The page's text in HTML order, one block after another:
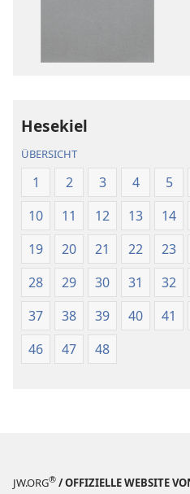
Hesekiel
ÜBERSICHT
1 2 3 4 5
10
11 12 13 14
19
20 21 22 23
28
29 30 31 32
37
38 39 40 41
46
47 48
JW.ORG® / OFFIZIELLE WEBSITE